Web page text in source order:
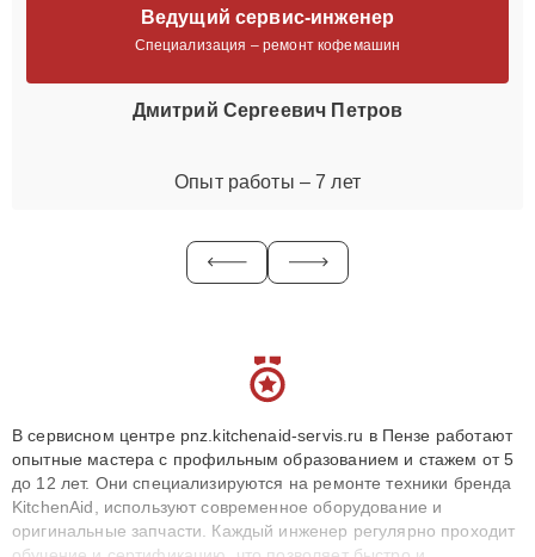
Ведущий сервис-инженер
Специализация – ремонт кофемашин
Дмитрий Сергеевич Петров
Опыт работы – 7 лет
В сервисном центре pnz.kitchenaid-servis.ru в Пензе работают
опытные мастера с профильным образованием и стажем от 5
до 12 лет. Они специализируются на ремонте техники бренда
KitchenAid, используют современное оборудование и
оригинальные запчасти. Каждый инженер регулярно проходит